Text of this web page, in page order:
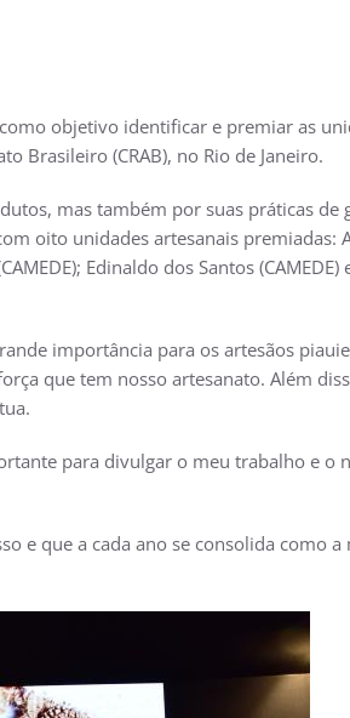
objetivo identificar e premiar as
Brasileiro (CRAB), no Rio de Janeiro.
mas também por suas práticas de
oito unidades artesanais premiadas:
Edinaldo dos Santos (CAMEDE)
importância para os artesãos
que tem nosso artesanato. Além
para divulgar o meu trabalho e o
e que a cada ano se consolida como a